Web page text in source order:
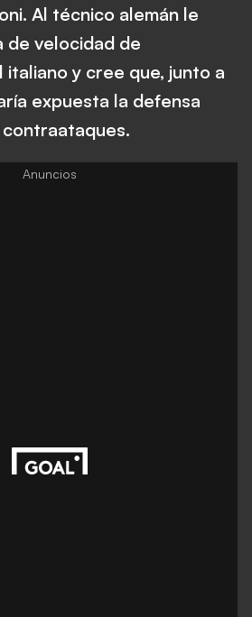
Al técnico alemán le
de velocidad de
y cree que, junto a
expuesta la defensa